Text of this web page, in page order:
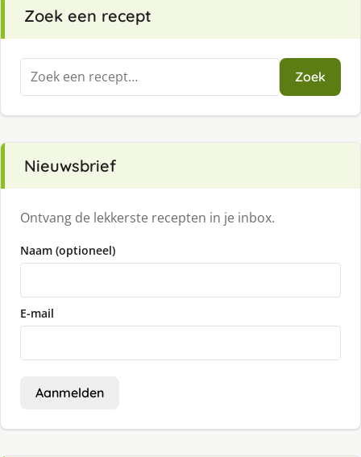
Zoek een recept
Zoeken
naar:
Zoek
Nieuwsbrief
Ontvang de lekkerste recepten in je inbox.
Naam (optioneel)
E-mail
Aanmelden